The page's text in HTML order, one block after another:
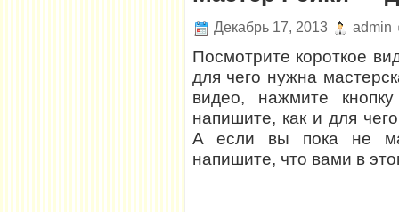
Декабрь 17, 2013 admin
Посмотрите короткое
для чего нужна
видео, нажмите
напишите, как и для
А если вы пока не
напишите, что вами в